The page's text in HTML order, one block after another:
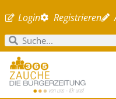
Login Registrieren